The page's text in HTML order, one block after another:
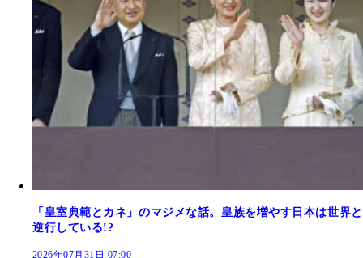
「皇室典範とカネ」のマジメな話。皇族を増やす日本は世界と
逆行している!?
2026年07月31日 07:00